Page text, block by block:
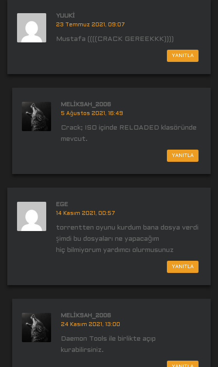
YUUKI
23 Temmuz 2021, 09:07
Mustafa ((((CRACK GEREEKKK))))
YANITLA
MELIKSAH_2006
5 Ağustos 2021, 16:49
Crack; ISO içinde RELOADED klasöründe
mevcut.
YANITLA
EGE
14 Kasım 2021, 00:57
torrentten oyunu kurdum bana dosya verdi
şimdi bu dosyaları ne yapacağım
hiç bilmiyorum yardımcı olurmusunuz
YANITLA
MELIKSAH_2006
24 Kasım 2021, 13:00
Daemon Tools ile birlikte açıp
kurabilirsiniz.